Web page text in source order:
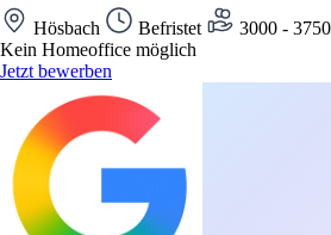
Hösbach Befristet
3000 -
Kein Homeoffice möglich
Jetzt bewerben